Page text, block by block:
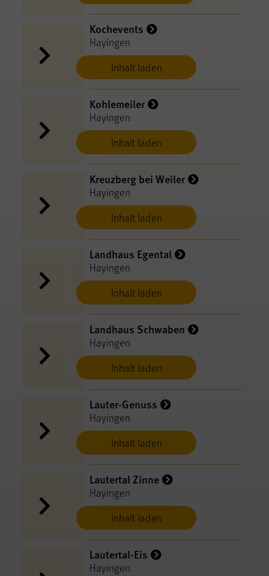
Inhalt laden
Kochevents
Hayingen
Inhalt laden
Kohlemeiler
Hayingen
Inhalt laden
Kreuzberg bei Weiler
Hayingen
Inhalt laden
Landhaus Egental
Hayingen
Inhalt laden
Landhaus Schwaben
Hayingen
Inhalt laden
Lauter-Genuss
Hayingen
Inhalt laden
Lautertal Zinne
Hayingen
Lautertal-Eis
Hayingen